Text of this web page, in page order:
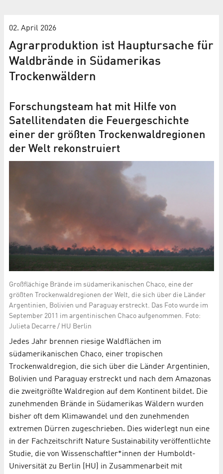
02. April 2026
Agrarproduktion ist Hauptursache für
Waldbrände in Südamerikas
Trockenwäldern
Forschungsteam hat mit Hilfe von
Satellitendaten die Feuergeschichte
einer der größten Trockenwald­regionen
der Welt rekonstruiert
Großflächige Brände im südamerikanischen Chaco, eine der
größten Trockenwaldregionen der Welt, die sich über die Länder
Argentinien, Bolivien und Paraguay erstreckt. Das Foto wurde im
September 2011 im argentinischen Chaco aufgenommen. Foto:
Julieta Decarre / HU Berlin
Jedes Jahr brennen riesige Waldflächen im
südamerikanischen Chaco, einer tropischen
Trockenwaldregion, die sich über die Länder Argentinien,
Bolivien und Paraguay erstreckt und nach dem Amazonas
die zweitgrößte Waldregion auf dem Kontinent bildet. Die
zunehmenden Brände in Südamerikas Wäldern wurden
bisher oft dem Klimawandel und den zunehmenden
extremen Dürren zugeschrieben. Dies widerlegt nun eine
in der Fachzeitschrift Nature Sustainability veröffentlichte
Studie, die von Wissenschaftler*innen der Humboldt-
Universität zu Berlin (HU) in Zusammenarbeit mit